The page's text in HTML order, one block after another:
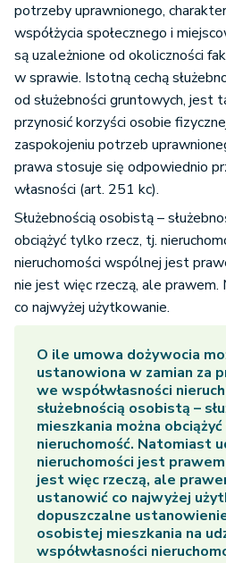
potrzeby uprawnionego,
współżycia społecznego i
są uzależnione od okoliczności
w sprawie. Istotną cechą
od służebności gruntowych, jest
przynosić korzyści osobie
zaspokojeniu potrzeb
prawa stosuje się odpowiednio
własności (art. 251 kc).
Służebnością osobistą –
obciążyć tylko rzecz, tj.
nieruchomości wspólnej jest
nie jest więc rzeczą, ale prawem.
co najwyżej użytkowanie.
O ile umowa dożywocia
ustanowiona w zamian za
we współwłasności
służebnością osobistą –
mieszkania można
nieruchomość. Natomiast
nieruchomości jest
jest więc rzeczą, ale
ustanowić co najwyżej
dopuszczalne
osobistej mieszkania na
współwłasności